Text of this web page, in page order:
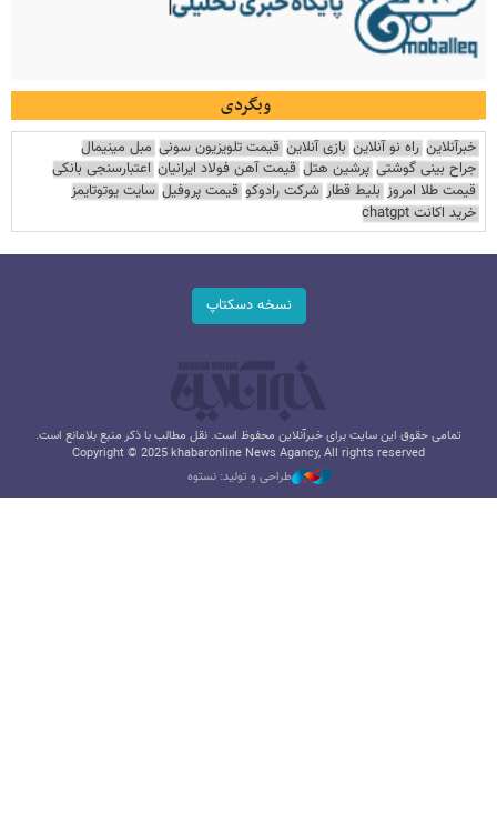
وبگردی
خبرآنلاین راه نو آنلاین بازی آنلاین قیمت تلویزیون سونی مبل مینیمال
جراح بینی گوشتی پرشین هتل قیمت آهن فولاد ایرانیان اعتبارسنجی بانکی
قیمت طلا امروز بلیط قطار شرکت رادوکو قیمت پروفیل سایت یوتوتایمز
خرید اکانت chatgpt
نسخه دسکتاپ
تمامی حقوق این سایت برای خبرآنلاین محفوظ است. نقل مطالب با ذکر منبع بلامانع است.
Copyright © 2025 khabaronline News Agancy, All rights reserved
طراحی و تولید: نستوه